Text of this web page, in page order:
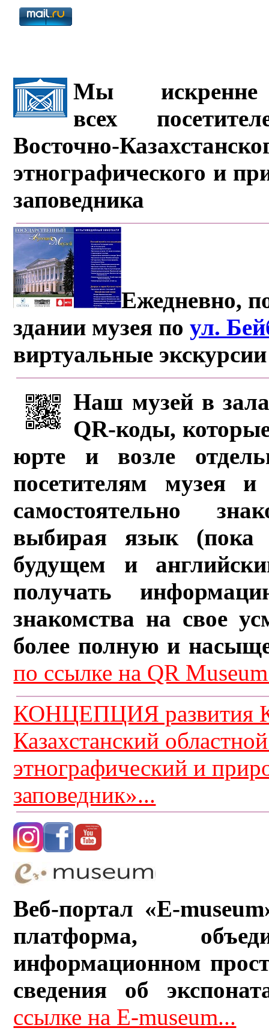
Мы искренне
всех
Восточно-
этнографического и
заповедника
Ежедневно,
здании музея поул.
виртуальные
Наш музей в
QR-коды,
юрте и возле
посетителям музея и
самостоятельно
выбирая язык (пока
будущем и
получать
знакомства на свое
более полную и
по ссылке на QR
КОНЦЕПЦИЯ развития
Казахстанский
этнографический и
заповедник»...
Веб-портал «E-
платформа,
информационном
сведения об
ссылке на E-museum...